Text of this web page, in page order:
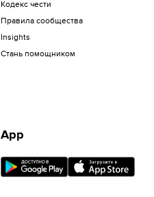
Кодекс чести
Правила сообщества
Insights
Стань помощником
App